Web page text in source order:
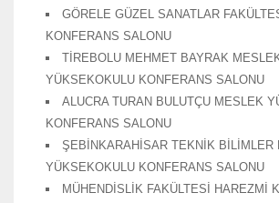
GÖRELE GÜZEL SANATLAR
KONFERANS SALONU
TİREBOLU MEHMET BAYRAK
YÜKSEKOKULU KONFERANS SALONU
ALUCRA TURAN BULUTÇU MESLEK
KONFERANS SALONU
ŞEBİNKARAHİSAR TEKNİK BİLİMLER
YÜKSEKOKULU KONFERANS SALONU
MÜHENDİSLİK FAKÜLTESİ HAREZMİ